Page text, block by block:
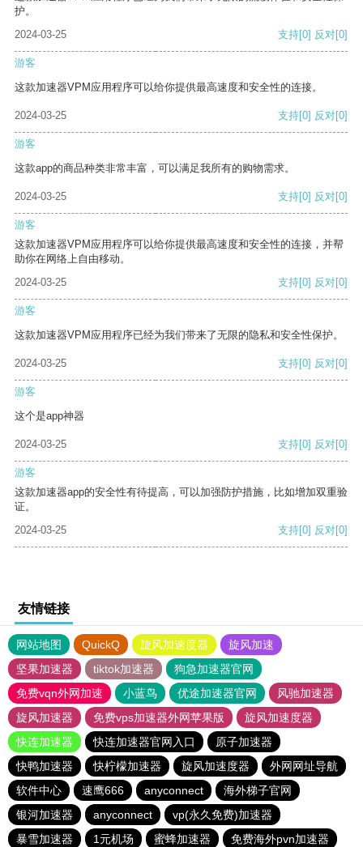
护。
2024-03-25
支持[0] 反对[0]
游客
这款加速器VPM应用程序可以给你提供最高速度和安全性的连接。
2024-03-25 支持[0] 反对[0]
游客
这款app的商品种类非常丰富，可以满足我所有的购物需求。
2024-03-25 支持[0] 反对[0]
游客
这款加速器VPM应用程序可以给你提供最高速度和安全性的连接，并帮
助你在网络上自由移动。
2024-03-25
支持[0] 反对[0]
游客
这款加速器VPM应用程序已经为我们带来了无限的隐私和安全性保护。
2024-03-25 支持[0] 反对[0]
游客
这个是app神器
2024-03-25 支持[0] 反对[0]
游客
这款加速器app的安全性有待提高，可以加强防护措施，比如增加双重验
证。
2024-03-25
支持[0] 反对[0]
友情链接
网站地图 QuickQ 旋风加速度器
旋风加速
坚果加速器
tiktok加速器
狗急加速器官网
免费vqn外网加速
小蓝鸟 优途加速器官网
风驰加速器
旋风加速器
免费vps加速器外网苹果版
旋风加速度器
快连加速器
快连加速器官网入口
原子加速器
快鸭加速器
快柠檬加速器 旋风加速度器
外网网址导航
软件中心
速鹰666 anyconnect
海外梯子官网
银河加速器
anyconnect
vp(永久免费)加速器
暴雪加速器
1元机场 蜜蜂加速器 免费海外pvn加速器